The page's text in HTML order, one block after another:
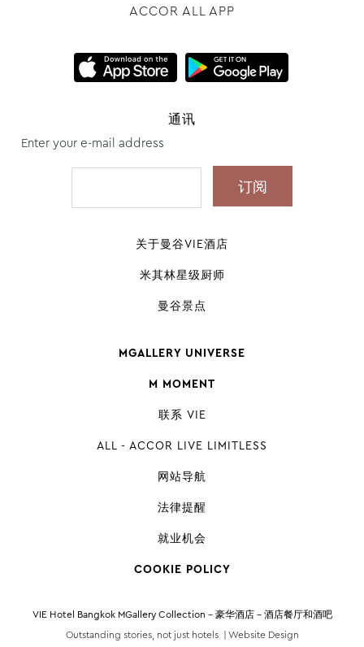
ACCOR ALL APP
通讯
Enter your e-mail address
关于曼谷VIE酒店
米其林星级厨师
曼谷景点
MGALLERY UNIVERSE
M MOMENT
联系 VIE
ALL - ACCOR LIVE LIMITLESS
网站导航
法律提醒
就业机会
COOKIE POLICY
VIE Hotel Bangkok MGallery Collection - 豪华酒店 - 酒店餐厅和酒吧
Outstanding stories, not just hotels |Website Design